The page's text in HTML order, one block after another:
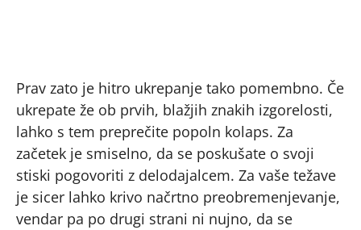
Prav zato je hitro ukrepanje tako pomembno. Če
ukrepate že ob prvih, blažjih znakih izgorelosti,
lahko s tem preprečite popoln kolaps. Za
začetek je smiselno, da se poskušate o svoji
stiski pogovoriti z delodajalcem. Za vaše težave
je sicer lahko krivo načrtno preobremenjevanje,
vendar pa po drugi strani ni nujno, da se